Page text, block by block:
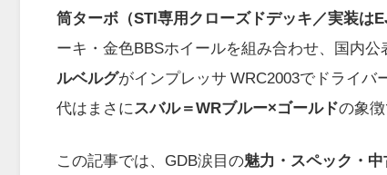
筒ターボ（STI専用クローズドデッキ／実装は
ーキ・金色BBSホイールを組み合わせ、国内公
ルベルグがインプレッサ WRC2003でドライ
代はまさに スバル＝WRブルー×ゴールドの象徴
この記事では、GDB涙目の魅力・スペック・中